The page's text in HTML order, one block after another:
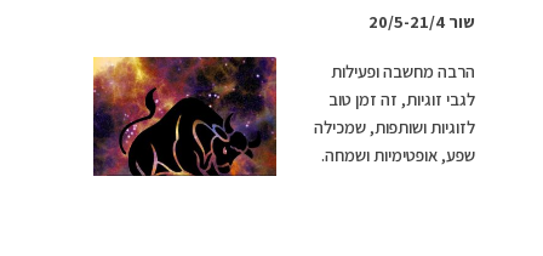
שור 20/5-21/4
הרבה מחשבה ופעילות
לגבי זוגיות, זה זמן טוב
לזוגיות ושותפות, שמכילה
שפע, אופטימיות ושמחה.